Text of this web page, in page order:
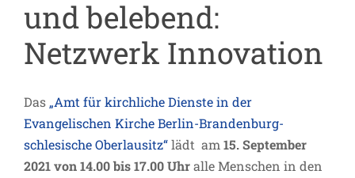
und belebend:
Netzwerk Innovation
Das„Amt für kirchliche Dienste in der
Evangelischen Kirche Berlin-Brandenburg-
schlesische Oberlausitz“lädt am15. September
2021 von 14.00 bis 17.00 Uhralle Menschen in den